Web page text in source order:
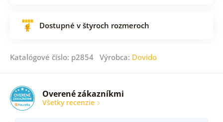
Dostupné v štyroch rozmeroch
Katalógové číslo: p2854 Výrobca: Dovido
Overené zákazníkmi
Všetky recenzie